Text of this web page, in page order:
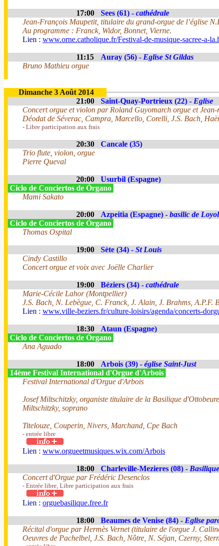
17:00 Sees (61) - cathédrale
Jean-François Maupetit, titulaire du grand-orgue de l’église
Au programme : Franck, Widor, Bonnet, Vierne.
Lien : www.orne.catholique.fr/Festival-de-musique-sacree-a-
11:15 Auray (56) - Eglise St Gildas
Bruno Mathieu orgue
Dimanche 3 Août 2014
21:00
Saint-Quay-Portrieux (22) - Eglise
Concert orgue et violon par Roland Guyomarch orgue et
Déodat de Séverac, Campra, Marcello, Corelli, J.S. Bach,
- Libre participation aux frais
20:30
Cancale (35)
Trio flute, violon, orgue
Pierre Queval
20:00
Usurbil (Espagne)
Ciclo de Conciertos de Órgano
Mami Sakato
20:00 Azpeitia (Espagne) - basilic de
Ciclo de Conciertos de Órgano
Thomas Ospital
19:00 Sète (34) - St Louis
Cindy Castillo
Concert orgue et voix avec Joëlle Charlier
19:00 Béziers (34) - cathédrale
Marie-Cécile Lahor (Montpellier)
J.S. Bach, N. Lebègue, C. Franck, J. Alain, J. Brahms, A.P.F.
Lien : www.ville-beziers.fr/culture-loisirs/agenda/concerts-
18:30
Ataun (Espagne)
Ciclo de Conciertos de Órgano
Ana Aguado
18:00 Arbois (39) - église Saint-Just
14ème Festival International d'Orgue d'Arbois
Festival International d'Orgue d'Arbois
Josef Miltschitzky, organiste titulaire de la Basilique
Miltschitzky, soprano
Titelouze, Couperin, Nivers, Marchand, Cpe Bach
- entrée libre
Lien : www.orgueetmusiques.wix.com/Arbois
18:00 Charleville-Mezieres (08) -
Concert d'Orgue par Frédéric Desenclos
- Entrée libre, Libre participation aux frais
Lien : orguebasilique.free.fr
18:00 Beaumes de Venise (84) - Eglise
Récital d'orgue par Hermès Vernet (titulaire de l'orgue J.
Oeuvres de Pachelbel, J.S. Bach, Nôtre, N. Séjan, Czerny,